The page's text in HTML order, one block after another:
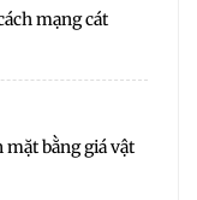
mạng cát
mặt bằng giá vật